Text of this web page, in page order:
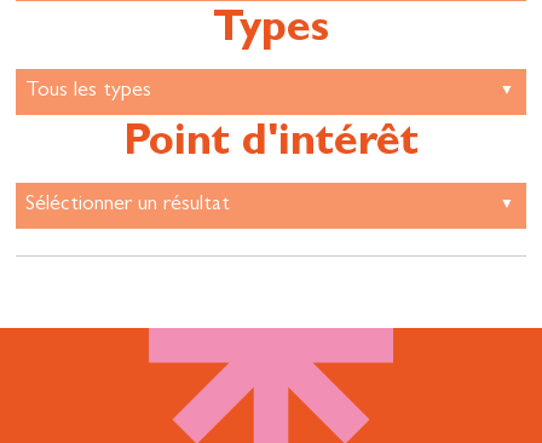
Types
Point d'intérêt